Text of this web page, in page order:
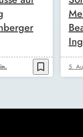
bookmark_border 5.